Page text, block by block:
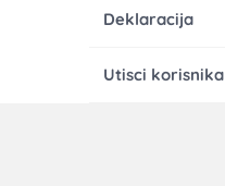
Deklaracija
Utisci korisnika